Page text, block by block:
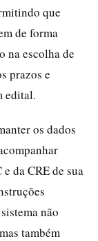
que
de forma
na escolha de
prazos e
edital.
os dados
da CRE de sua
não
também